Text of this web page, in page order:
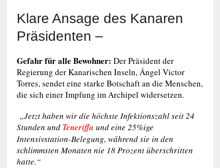
Klare Ansage des Kanaren
Präsidenten –
Gefahr für alle Bewohner: Der Präsident der
Regierung der Kanarischen Inseln, Ángel Victor
Torres, sendet eine starke Botschaft an die Menschen,
die sich einer Impfung im Archipel widersetzen.
„Jetzt haben wir die höchste Infektionszahl seit 24
Stunden und Teneriffa und eine 25%ige
Intensivstation-Belegung, während sie in den
schlimmsten Monaten nie 18 Prozent überschritten
hatte.“